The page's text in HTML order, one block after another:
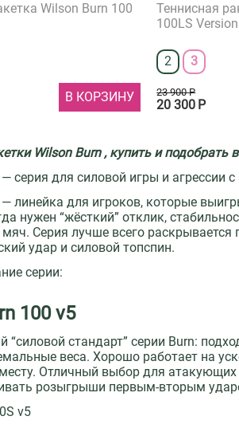
Wilson Burn 100
В КОРЗИНУ
Теннисная
100LS
2 3
23 900 Р
20 300 Р
Wilson Burn , купить и подобрать
серия для силовой игры и агрессии
— линейка для игроков, которые
нужен “жёсткий” отклик,
Серия лучше всего раскрывается
удар и силовой топспин.
серии:
100 v5
“силовой стандарт” серии Burn:
веса. Хорошо работает на
Отличный выбор для
розыгрыши первым-вторым
v5